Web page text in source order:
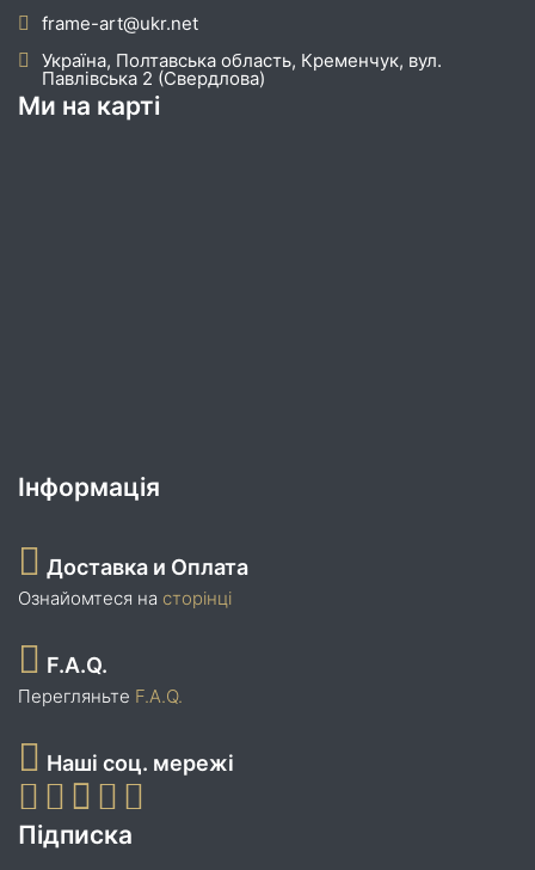
frame-art@ukr.net
Україна, Полтавська область, Кременчук, вул.
Павлівська 2 (Свердлова)
Ми на карті
Інформація
Доставка и Оплата
Ознайомтеся на сторінці
F.A.Q.
Перегляньте F.A.Q.
Наші соц. мережі
Підписка